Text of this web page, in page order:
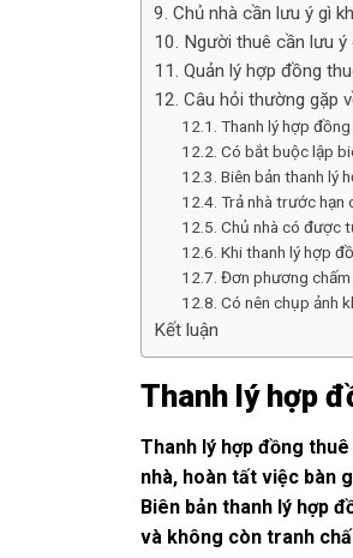
9. Chủ nhà cần lưu ý gì
10. Người thuê cần lưu ý
11. Quản lý hợp đồng
12. Câu hỏi thường gặp
12.1. Thanh lý hợp
12.2. Có bắt buộc lập
12.3. Biên bản thanh lý
12.4. Trả nhà trước hạn
12.5. Chủ nhà có được
12.6. Khi thanh lý hợp
12.7. Đơn phương
12.8. Có nên chụp ảnh
Kết luận
Thanh lý hợp
Thanh lý hợp đồng
nhà, hoàn tất việc bàn
Biên bản thanh lý hợp
và không còn tranh